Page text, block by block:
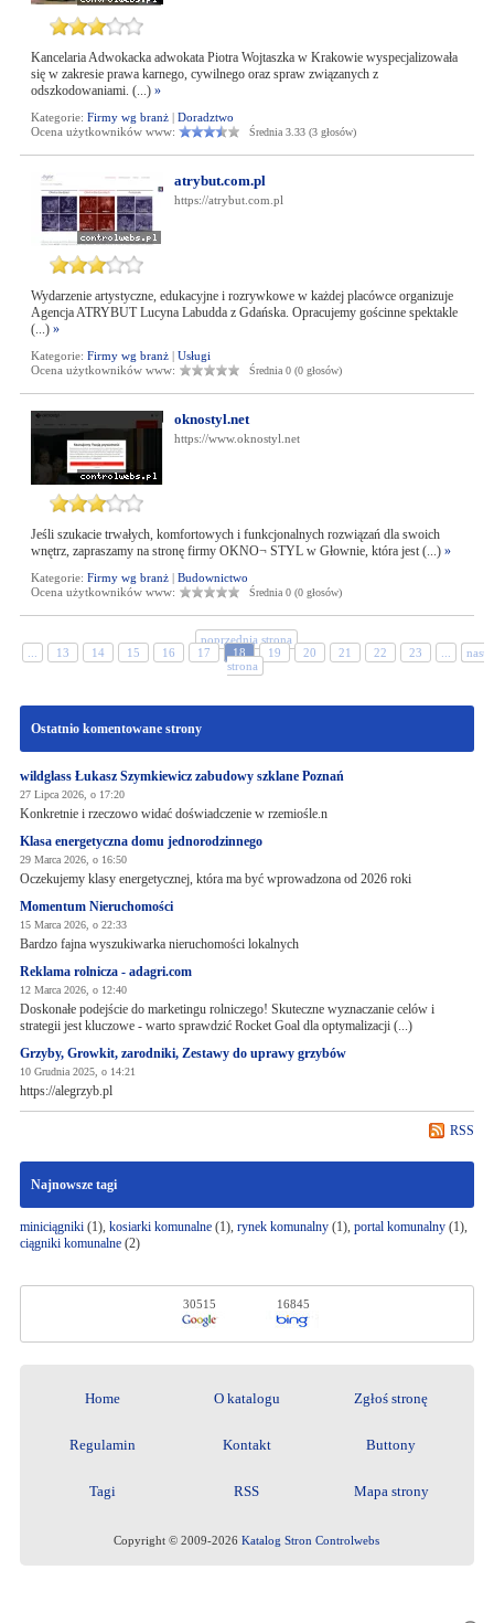
Kancelaria Adwokacka adwokata Piotra Wojtaszka w Krakowie wyspecjalizowała
się w zakresie prawa karnego, cywilnego oraz spraw związanych z
odszkodowaniami. (...) »
Kategorie: Firmy wg branż| Doradztwo
Ocena użytkowników www:
Średnia 3.33 (3 głosów)
atrybut.com.pl
https://atrybut.com.pl
Wydarzenie artystyczne, edukacyjne i rozrywkowe w każdej placówce organizuje
Agencja ATRYBUT Lucyna Labudda z Gdańska. Opracujemy gościnne spektakle
(...) »
Kategorie: Firmy wg branż| Usługi
Ocena użytkowników www:
Średnia 0 (0 głosów)
oknostyl.net
https://www.oknostyl.net
Jeśli szukacie trwałych, komfortowych i funkcjonalnych rozwiązań dla swoich
wnętrz, zapraszamy na stronę firmy OKNO¬ STYL w Głownie, która jest (...) »
Kategorie: Firmy wg branż| Budownictwo
Ocena użytkowników www:
Średnia 0 (0 głosów)
poprzednia strona
13 14 15 16 17 18 19 20 21 22 23
strona
Ostatnio komentowane strony
wildglass Łukasz Szymkiewicz zabudowy szklane Poznań
27 Lipca 2026, o 17:20
Konkretnie i rzeczowo widać doświadczenie w rzemiośle.n
Klasa energetyczna domu jednorodzinnego
29 Marca 2026, o 16:50
Oczekujemy klasy energetycznej, która ma być wprowadzona od 2026 roki
Momentum Nieruchomości
15 Marca 2026, o 22:33
Bardzo fajna wyszukiwarka nieruchomości lokalnych
Reklama rolnicza - adagri.com
12 Marca 2026, o 12:40
Doskonałe podejście do marketingu rolniczego! Skuteczne wyznaczanie celów i
strategii jest kluczowe - warto sprawdzić Rocket Goal dla optymalizacji (...)
Grzyby, Growkit, zarodniki, Zestawy do uprawy grzybów
10 Grudnia 2025, o 14:21
https://alegrzyb.pl
RSS
Najnowsze tagi
miniciągniki(1), kosiarki komunalne(1), rynek komunalny(1), portal komunalny(1),
ciągniki komunalne(2)
30515 16845
Home O katalogu Zgłoś stronę
Regulamin Kontakt Buttony
Tagi RSS Mapa strony
Copyright © 2009-2026Katalog Stron Controlwebs